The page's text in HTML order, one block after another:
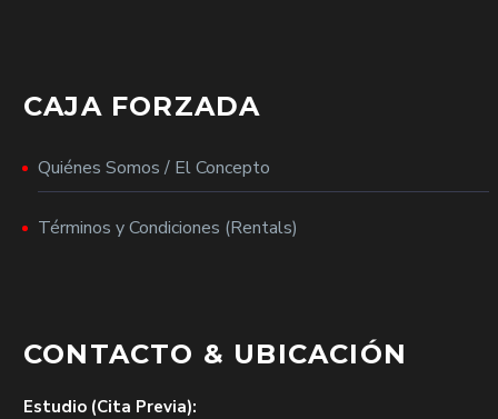
CAJA FORZADA
Quiénes Somos / El Concepto
Términos y Condiciones (Rentals)
CONTACTO & UBICACIÓN
Estudio (Cita Previa):